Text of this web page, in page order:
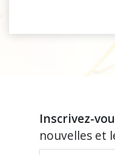
Inscrivez-
nouvelles et